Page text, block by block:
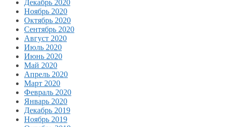
Декабрь 2020
Ноябрь 2020
Октябрь 2020
Сентябрь 2020
Август 2020
Июль 2020
Июнь 2020
Май 2020
Апрель 2020
Март 2020
Февраль 2020
Январь 2020
Декабрь 2019
Ноябрь 2019